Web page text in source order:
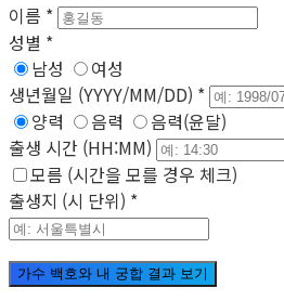
이름 *
성별 *
남성
여성
생년월일 (YYYY/MM/DD) *
양력
음력
음력(윤달)
출생 시간 (HH:MM)
모름 (시간을 모를 경우 체크)
출생지 (시 단위) *
가수 백호와 내 궁합 결과 보기